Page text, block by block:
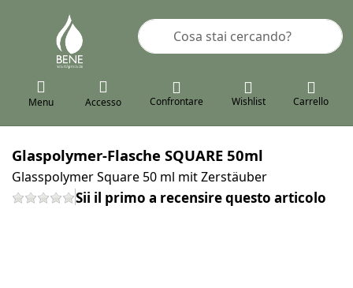
Inserire un termine di ricerca. I
Menu Accesso Confrontare Wishlist Carrello
Glaspolymer-Flasche SQUARE 50ml
Glasspolymer Square 50 ml mit Zerstäuber
Sii il primo a recensire questo articolo